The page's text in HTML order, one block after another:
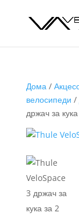
Дома/
велосипеди /
држач за